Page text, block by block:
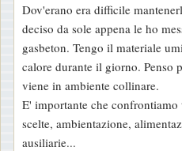
s
s
a
g
g
o
Dov'erano era difficile
deciso da sole appena le ho
gasbeton. Tengo il materiale
calore durante il giorno. Penso
viene in ambiente collinare.
E' importante che
scelte, ambientazione,
ausiliarie...